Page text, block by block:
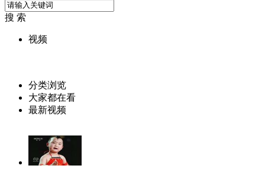
搜 索
视频
分类浏览
大家都在看
最新视频